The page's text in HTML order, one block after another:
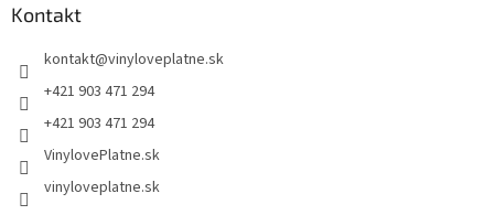
Kontakt
kontakt@vinyloveplatne.sk
+421 903 471 294
+421 903 471 294
VinylovePlatne.sk
vinyloveplatne.sk